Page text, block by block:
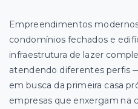
Empreendimentos
condomínios fechados e
infraestrutura de lazer
atendendo diferentes perfis
em busca da primeira casa
empresas que enxergam na